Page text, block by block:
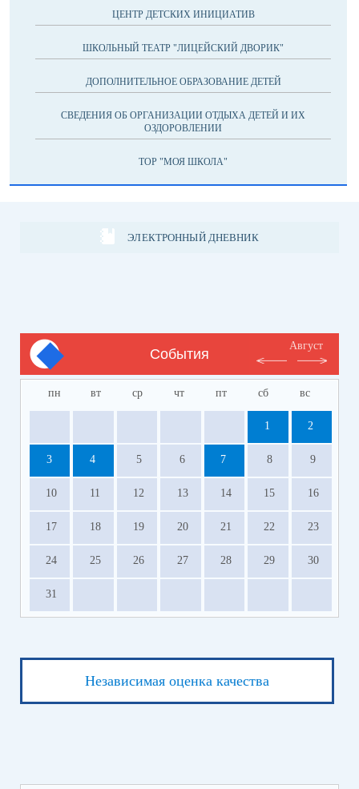
ЦЕНТР ДЕТСКИХ ИНИЦИАТИВ
ШКОЛЬНЫЙ ТЕАТР "ЛИЦЕЙСКИЙ ДВОРИК"
ДОПОЛНИТЕЛЬНОЕ ОБРАЗОВАНИЕ ДЕТЕЙ
СВЕДЕНИЯ ОБ ОРГАНИЗАЦИИ ОТДЫХА ДЕТЕЙ И ИХ
ОЗДОРОВЛЕНИИ
ТОР "МОЯ ШКОЛА"
ЭЛЕКТРОННЫЙ ДНЕВНИК
События
Август
пн вт ср чт пт сб вс
1 2
3 4 5 6 7 8 9
10 11 12 13 14 15 16
17 18 19 20 21 22 23
24 25 26 27 28 29 30
31
Независимая оценка качества